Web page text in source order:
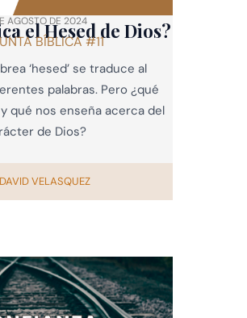
AGOSTO DE 2024
el Hesed de Dios?
BÍBLICA #11
‘hesed’ se traduce al
palabras. Pero ¿qué
y qué nos enseña acerca del
de Dios?
DAVID VELASQUEZ